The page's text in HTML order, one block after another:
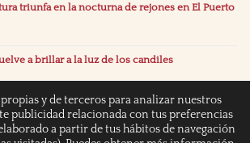
triunfa en la nocturna de rejones en El Puerto
a brillar a la luz de los candiles
y de terceros para analizar nuestros
publicidad relacionada con tus preferencias
a partir de tus hábitos de navegación